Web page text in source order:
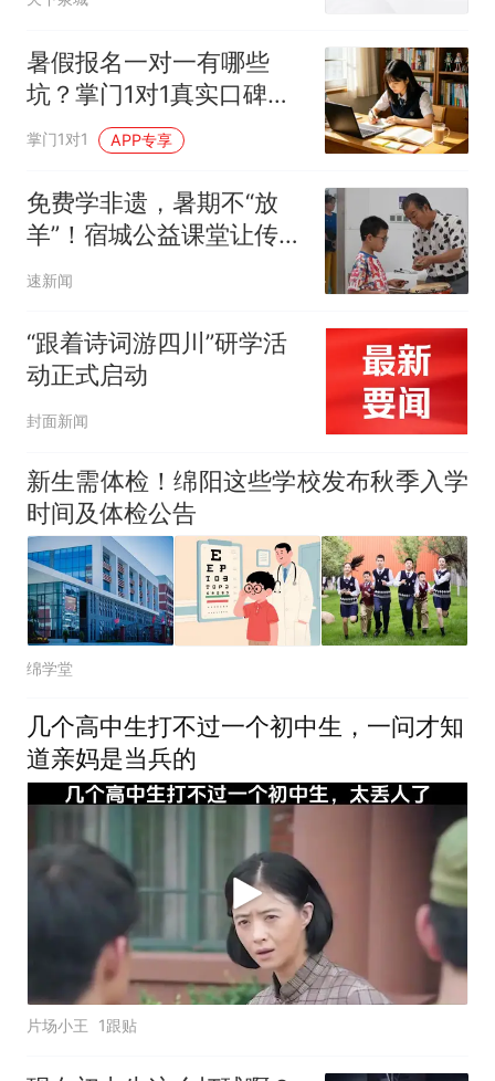
暑假报名一对一有哪些
坑？掌门1对1真实口碑如
何？六大隐形套路曝光
掌门1对1 APP专享
免费学非遗，暑期不“放
羊”！宿城公益课堂让传统
文化在少年心中生根
速新闻
“跟着诗词游四川”研学活
动正式启动
封面新闻
新生需体检！绵阳这些学校发布秋季入学
时间及体检公告
绵学堂
几个高中生打不过一个初中生，一问才知
道亲妈是当兵的
片场小王 1跟贴